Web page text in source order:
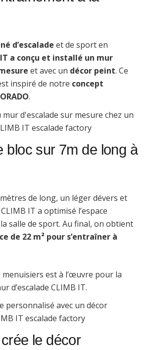
d’escalade et de sport en
IT a conçu et installé un mur
et avec un décor peint. Ce
inspiré de notre concept
.
bloc sur 7m de long à
de long, un léger dévers et
IT a optimisé l’espace
salle de sport. Au final, on obtient
de 22 m² pour s’entraîner à
est à l’œuvre pour la
d’escalade CLIMB IT.
le décor